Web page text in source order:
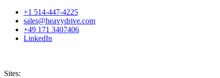
+1 514-447-4225
sales@heavydrive.com
+49 171 3407406
LinkedIn
Sites: